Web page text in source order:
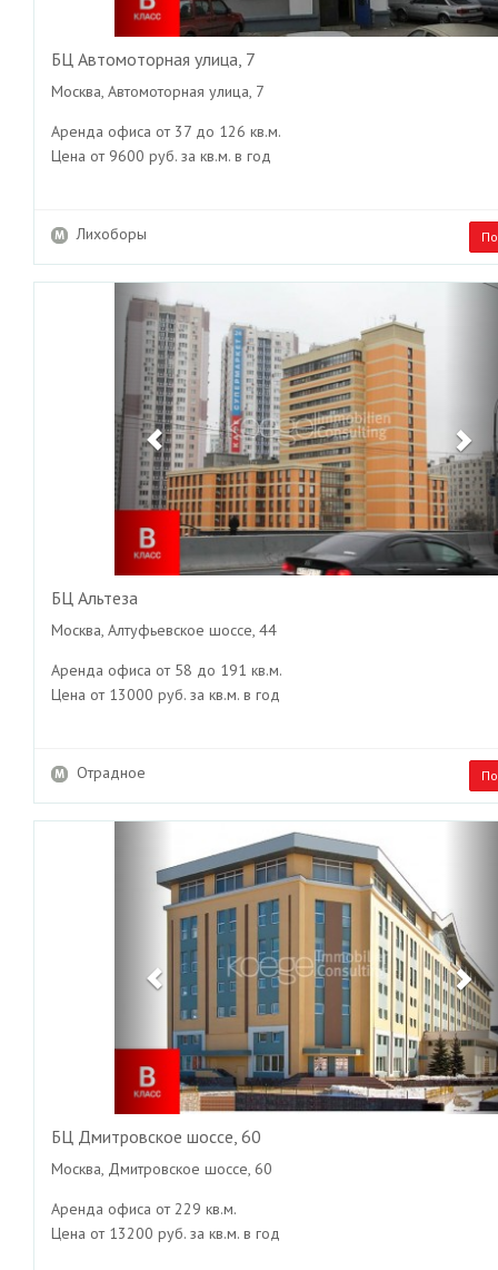
БЦ Автомоторная улица, 7
Москва, Автомоторная улица, 7
Аренда офиса от 37 до 126 кв.м.
Цена от 9600 руб. за кв.м. в год
Лихоборы
Previous
БЦ Альтеза
Москва, Алтуфьевское шоссе, 44
Аренда офиса от 58 до 191 кв.м.
Цена от 13000 руб. за кв.м. в год
Отрадное
БЦ Дмитровское шоссе, 60
Москва, Дмитровское шоссе, 60
Аренда офиса от 229 кв.м.
Цена от 13200 руб. за кв.м. в год